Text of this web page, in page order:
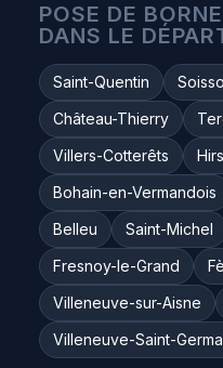
POSE DE
DANS LE
Saint-Quentin
Château-Thierry
Villers-Cotterêts
Bohain-en-Vermandois
Belleu
Saint-Michel
Fresnoy-le-Grand
Villeneuve-sur-Aisne
Villeneuve-Saint-